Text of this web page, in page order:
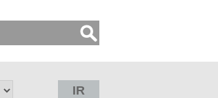
IR